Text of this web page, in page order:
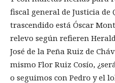
fiscal general de Justicia de
trascendido está Óscar
relevo según refieren
José de la Peña Ruiz de
mismo Flor Ruiz Cosío,
o seguimos con Pedro y el